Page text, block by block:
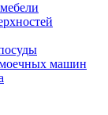
машин